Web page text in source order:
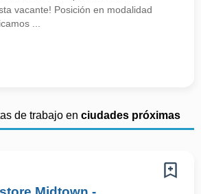
vacante! Posición en modalidad
...
de trabajo en ciudades próximas